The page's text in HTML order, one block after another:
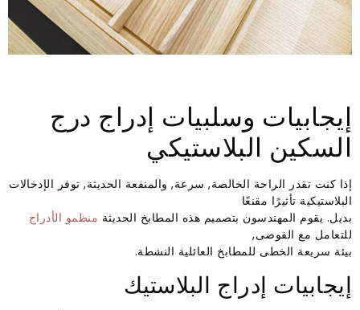
إيجابيات وسلبيات إدراج درج
السكين البلاستيكي
إذا كنت تقدر الراحة الخالصة, سرعة, والمنفعة الحديثة, توفر الإدخالات
البلاستيكية تأثيرًا مقنعًا
بديل. يقوم المهندسون بتصميم هذه المطابخ الحديثة منظمو الأدراج
للتعامل مع الفوضى,
بيئة سريعة الخطى للمطابخ العائلية النشطة.
إيجابيات إدراج البلاستيك